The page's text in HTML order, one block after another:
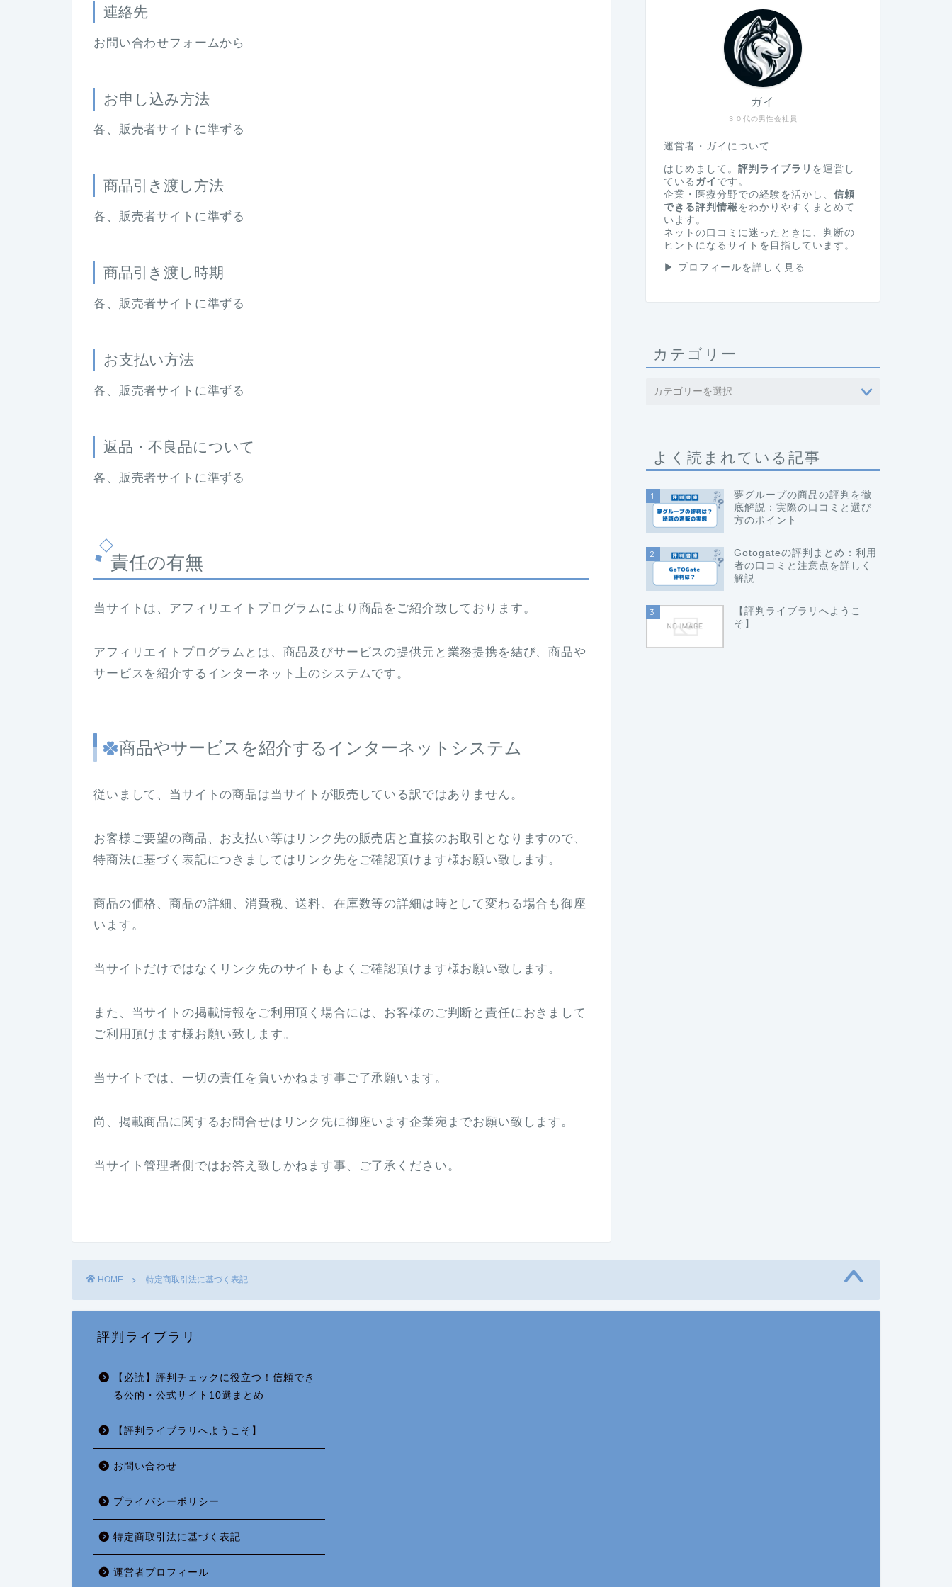
連絡先
お問い合わせフォームから
お申し込み方法
各、販売者サイトに準ずる
商品引き渡し方法
各、販売者サイトに準ずる
商品引き渡し時期
各、販売者サイトに準ずる
お支払い方法
各、販売者サイトに準ずる
返品・不良品について
各、販売者サイトに準ずる
責任の有無
当サイトは、アフィリエイトプログラムにより商品をご紹介致しております。
アフィリエイトプログラムとは、商品及びサービスの提供元と業務提携を結び、商品や
サービスを紹介するインターネット上のシステムです。
商品やサービスを紹介するインターネットシステム
従いまして、当サイトの商品は当サイトが販売している訳ではありません。
お客様ご要望の商品、お支払い等はリンク先の販売店と直接のお取引となりますので、
特商法に基づく表記につきましてはリンク先をご確認頂けます様お願い致します。
商品の価格、商品の詳細、消費税、送料、在庫数等の詳細は時として変わる場合も御座
います。
当サイトだけではなくリンク先のサイトもよくご確認頂けます様お願い致します。
また、当サイトの掲載情報をご利用頂く場合には、お客様のご判断と責任におきまして
ご利用頂けます様お願い致します。
当サイトでは、一切の責任を負いかねます事ご了承願います。
尚、掲載商品に関するお問合せはリンク先に御座います企業宛までお願い致します。
当サイト管理者側ではお答え致しかねます事、ご了承ください。
３０代の男性会社員
ガイ
運営者・ガイについて
はじめまして。 評判ライブラリ を運営し
ている ガイ です。
企業・医療分野での経験を活かし、 信頼
できる評判情報 をわかりやすくまとめて
います。
ネットの口コミに迷ったときに、判断の
ヒントになるサイトを目指しています。
▶ プロフィールを詳しく見る
カテゴリー
よく読まれている記事
1
夢グループの商品の評判を徹
底解説：実際の口コミと選び
方のポイント
2
Gotogateの評判まとめ：利用
者の口コミと注意点を詳しく
解説
3
【評判ライブラリへようこ
そ】
HOME 特定商取引法に基づく表記
評判ライブラリ
【必読】評判チェックに役立つ！信頼でき
る公的・公式サイト10選まとめ
【評判ライブラリへようこそ】
お問い合わせ
プライバシーポリシー
特定商取引法に基づく表記
運営者プロフィール